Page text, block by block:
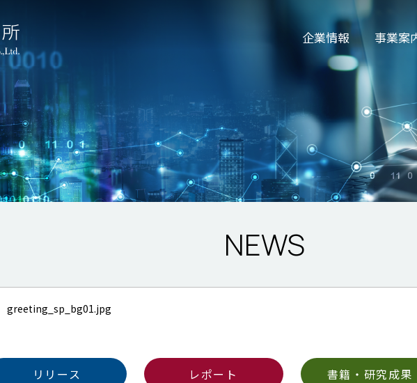
企業情報 事業案
NEWS
greeting_sp_bg01.jpg
リリース レポート 書籍・研究成果